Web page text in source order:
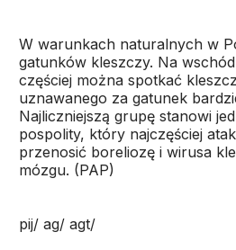
W warunkach naturalnych w
gatunków kleszczy. Na
częściej można spotkać
uznawanego za gatunek
Najliczniejszą grupę stanowi
pospolity, który najczęściej
przenosić boreliozę i wirusa
mózgu. (PAP)
pij/ ag/ agt/